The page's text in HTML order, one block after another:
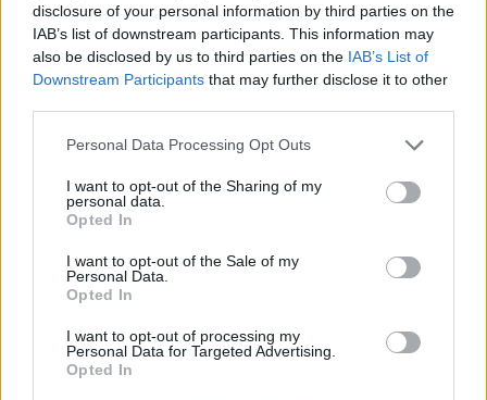
disclosure of your personal information by third parties on the
IAB’s list of downstream participants. This information may
also be disclosed by us to third parties on the IAB’s List of
Downstream Participants that may further disclose it to other
Personal Data Processing Opt Outs
I want to opt-out of the Sharing of my
personal data.
Opted In
I want to opt-out of the Sale of my
Personal Data.
Opted In
I want to opt-out of processing my
Personal Data for Targeted Advertising.
Opted In